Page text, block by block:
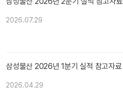
2026.07.29
삼성물산 2026년 1분기 실적 참고자료
2026.04.29